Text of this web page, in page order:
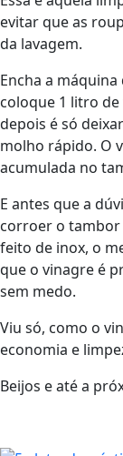
evitar que as
da lavagem.
Encha a
coloque 1 litro
depois é só
molho rápido. O
acumulada no
E antes que a
corroer o tambor
feito de inox, o
que o vinagre é
sem medo.
Viu só, como o
economia e
Beijos e até a